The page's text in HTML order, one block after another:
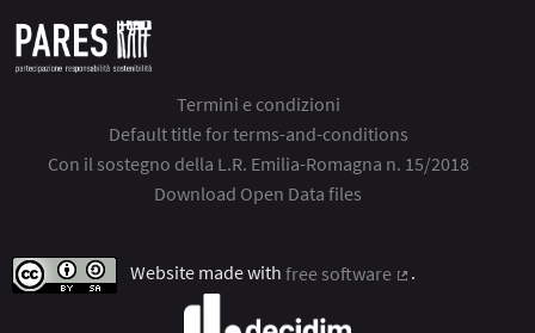
Termini e condizioni
Default title for terms-and-conditions
Con il sostegno della L.R. Emilia-Romagna n. 15/2018
Download Open Data files
Website made with free software
.